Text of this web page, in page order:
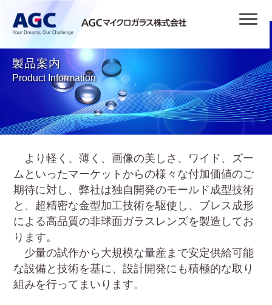
製品案内
Product Information
より軽く、薄く、画像の美しさ、ワイド、ズー
ムといったマーケットからの様々な付加価値のご
期待に対し、弊社は独自開発のモールド成型技術
と、超精密な金型加工技術を駆使し、プレス成形
による高品質の非球面ガラスレンズを製造してお
ります。
少量の試作から大規模な量産まで安定供給可能
な設備と技術を基に、設計開発にも積極的な取り
組みを行ってまいります。